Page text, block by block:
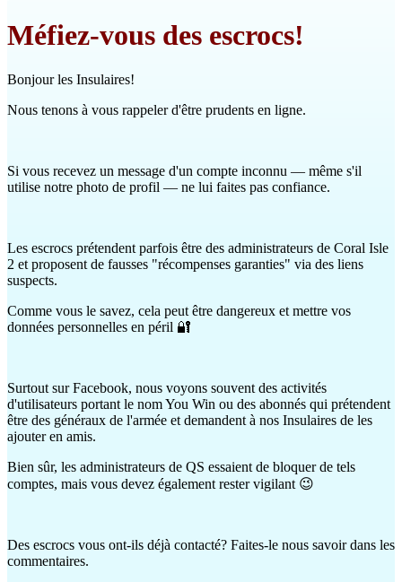
Méfiez-vous des escrocs!
Bonjour les Insulaires!
Nous tenons à vous rappeler d'être prudents en ligne.
Si vous recevez un message d'un compte inconnu — même s'il
utilise notre photo de profil — ne lui faites pas confiance.
Les escrocs prétendent parfois être des administrateurs de Coral Isle
2 et proposent de fausses "récompenses garanties" via des liens
suspects.
Comme vous le savez, cela peut être dangereux et mettre vos
données personnelles en péril 🔐
Surtout sur Facebook, nous voyons souvent des activités
d'utilisateurs portant le nom You Win ou des abonnés qui prétendent
être des généraux de l'armée et demandent à nos Insulaires de les
ajouter en amis.
Bien sûr, les administrateurs de QS essaient de bloquer de tels
comptes, mais vous devez également rester vigilant 😉
Des escrocs vous ont-ils déjà contacté? Faites-le nous savoir dans les
commentaires.